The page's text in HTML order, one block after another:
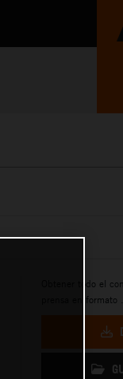
Obtener todo el
prensa en formato